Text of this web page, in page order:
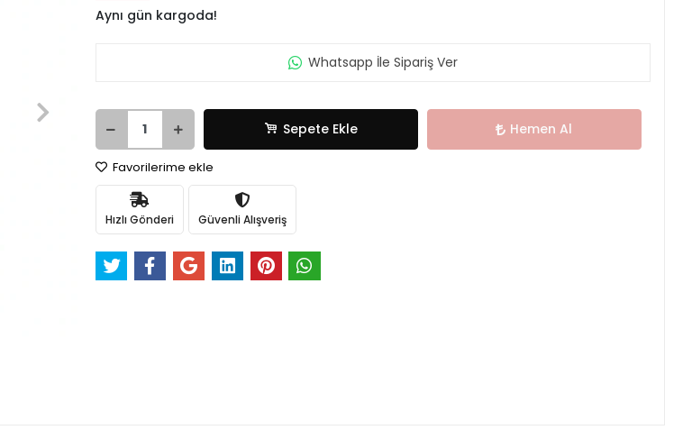
Aynı gün kargoda!
Whatsapp İle Sipariş Ver
Sepete Ekle Hemen Al
Favorilerime ekle
Hızlı Gönderi Güvenli Alışveriş